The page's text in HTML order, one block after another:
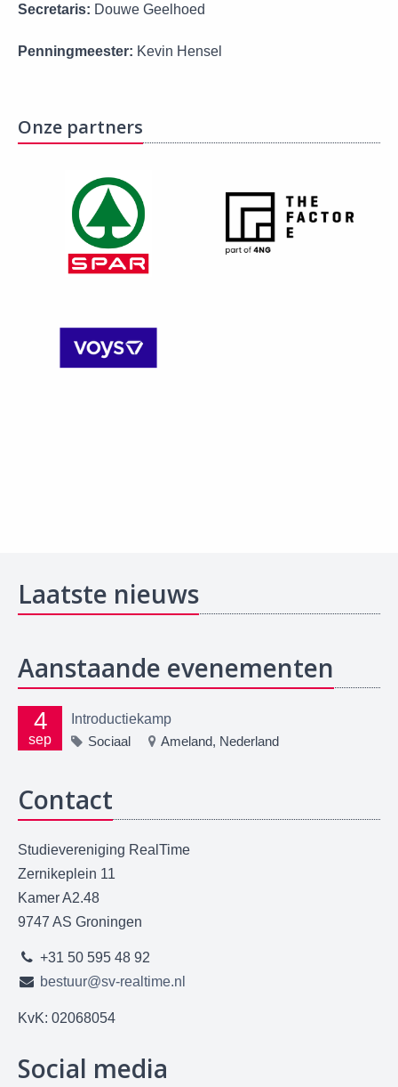
Secretaris: Douwe Geelhoed
Penningmeester: Kevin Hensel
Onze partners
Laatste nieuws
Aanstaande evenementen
4
sep
Introductiekamp
Sociaal
Ameland, Nederland
Contact
Studievereniging RealTime
Zernikeplein 11
Kamer A2.48
9747 AS Groningen
+31 50 595 48 92
bestuur@sv-realtime.nl
KvK: 02068054
Social media